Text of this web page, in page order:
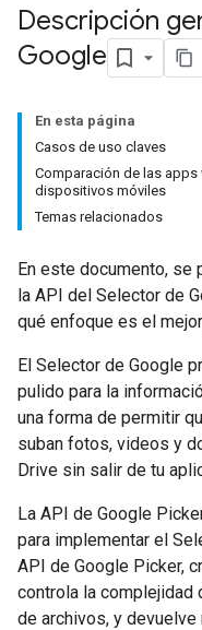
Descripción
Google
En esta página
Casos de uso claves
Comparación de las
dispositivos móviles
Temas relacionados
En este documento, se
la API del Selector de
qué enfoque es el
El Selector de Google
pulido para la
una forma de permitir
suban fotos, videos y
Drive sin salir de tu
La API de Google
para implementar el
API de Google Picker,
controla la complejidad
de archivos, y